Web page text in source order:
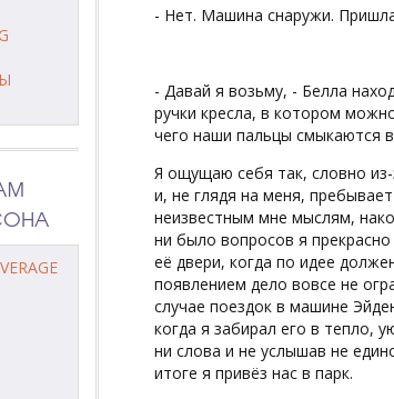
- Нет. Машина снаружи.
- Давай я возьму, - Белла
ручки кресла, в котором
чего наши пальцы смыкаются
Я ощущаю себя так, словно
и, не глядя на меня,
неизвестным мне мыслям,
ни было вопросов я
её двери, когда по идее
появлением дело вовсе не
случае поездок в машине
когда я забирал его в тепло,
ни слова и не услышав не
итоге я привёз нас в парк.